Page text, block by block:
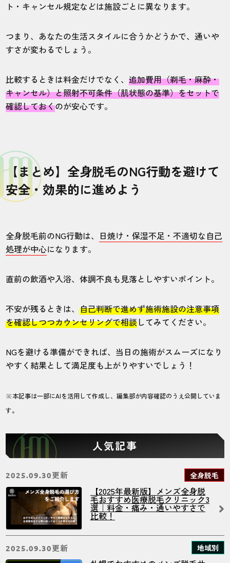
ト・キャンセル規定などは施設ごとに異なります。
つまり、あなたの生活スタイルに合うかどうかで、通いや
すさが変わるでしょう。
比較するときは料金だけでなく、追加費用（剃毛・麻酔・
キャンセル）と照射不可条件（肌状態の基準）をセットで
確認しておくのが安心です。
【まとめ】全身脱毛のNG行動を避けて
安全・効果的に進めよう
全身脱毛前のNG行動は、 日焼け・保湿不足・不適切な自己
処理が中心になります。
直前の飲酒や入浴、体調不良も見落としやすいポイント。
不安が残るときは、自己判断で進めず施術施設の注意事項
を確認しつつカウンセリングで相談してみてください。
NGを避ける準備ができれば、当日の施術がスムーズになり
やすく結果として満足度も上がりやすいでしょう！
※本記事は一部にAIを活用して作成し、編集部が内容確認のうえ公開していま
す。
人気記事
2025.09.30更新 全身脱毛
【2025年最新版】メンズ全身脱
毛おすすめ医療脱毛クリニック3
選｜料金・痛み・通いやすさで
比較！
2025.09.30更新 地域別